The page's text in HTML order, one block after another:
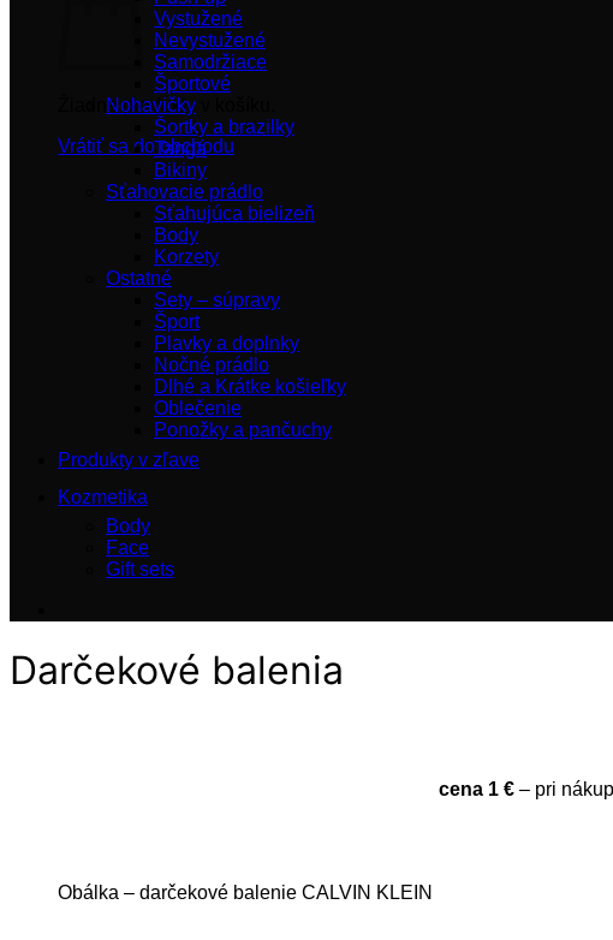
Žiadne produkty v košíku.
Vrátiť sa do obchodu
Vystužené
Nevystužené
Samodržiace
Športové
Nohavičky
Šortky a brazilky
Tangá
Bikiny
Sťahovacie prádlo
Sťahujúca bielizeň
Body
Korzety
Ostatné
Sety – súpravy
Šport
Plavky a doplnky
Nočné prádlo
Dlhé a Krátke košieľky
Oblečenie
Ponožky a pančuchy
Produkty v zľave
Kozmetika
Body
Face
Gift sets
Darčekové balenia
cena 1 €– pri
Obálka – darčekové balenie CALVIN KLEIN